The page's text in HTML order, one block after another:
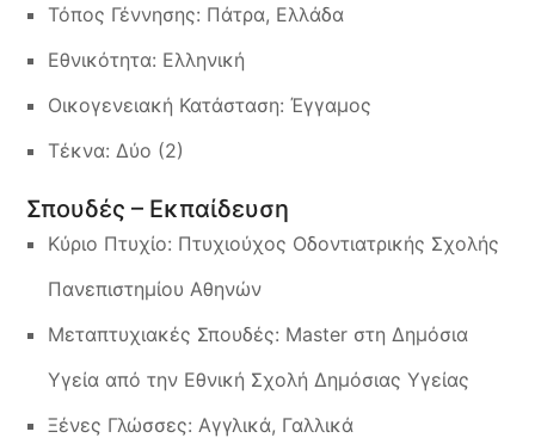
Τόπος Γέννησης: Πάτρα, Ελλάδα
Εθνικότητα: Ελληνική
Οικογενειακή Κατάσταση: Έγγαμος
Τέκνα: Δύο (2)
Σπουδές – Εκπαίδευση
Κύριο Πτυχίο: Πτυχιούχος Οδοντιατρικής Σχολής
Πανεπιστημίου Αθηνών
Μεταπτυχιακές Σπουδές: Master στη Δημόσια
Υγεία από την Εθνική Σχολή Δημόσιας Υγείας
Ξένες Γλώσσες: Αγγλικά, Γαλλικά